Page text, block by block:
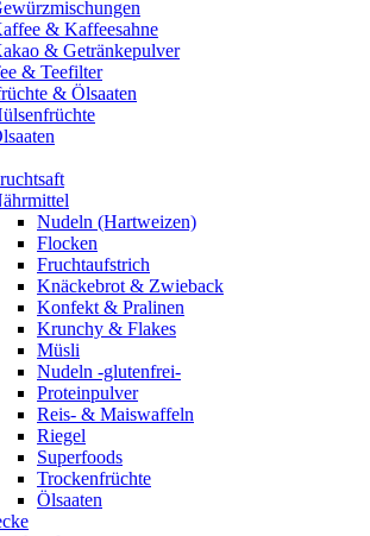
& Kaffeesahne
& Getränkepulver
& Teefilter
& Ölsaaten
Nudeln (Hartweizen)
Flocken
Fruchtaufstrich
Knäckebrot & Zwieback
Konfekt & Pralinen
Krunchy & Flakes
Müsli
Nudeln -glutenfrei-
Proteinpulver
Reis- & Maiswaffeln
Riegel
Superfoods
Trockenfrüchte
Ölsaaten